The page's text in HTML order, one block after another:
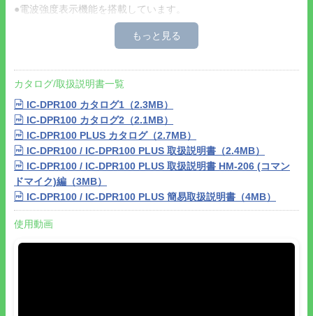
●電波強度表示機能を搭載しています。
●個別通信、一斉通信が可能です。
●IP54の防塵・防沫性能を保持しています。
の上空専用チャンネルの受信のみできます。
●別売りの安定化電源PS230A
用として使用できます。
●無線機側アンテナ接栓はMJです。
●メーカー無料保証期間1年です。
カタログ/取扱説明書一覧
IC-DPR100 カタログ1（2.3MB）
IC-DPR100 カタログ2（2.1MB）
IC-DPR100 PLUS カタログ（2.7MB）
IC-DPR100 / IC-DPR100 PLUS 取扱説明書（2.4MB）
IC-DPR100 / IC-DPR100 PLUS 取扱説明書 HM-206 (コマン
ドマイク)編（3MB）
IC-DPR100 / IC-DPR100 PLUS 簡易取扱説明書（4MB）
使用動画